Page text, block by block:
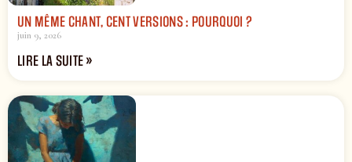
UN MÊME CHANT, CENT VERSIONS : POURQUOI ?
juin 9, 2026
LIRE LA SUITE »